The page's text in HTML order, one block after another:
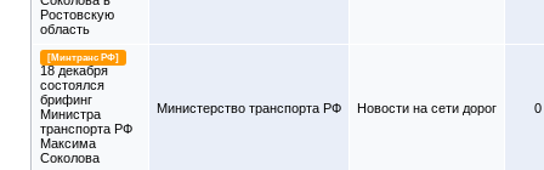
Ростовскую
область
[Минтранс РФ]
18 декабря
состоялся
брифинг
Министра
транспорта РФ
Максима
Соколова
Министерство транспорта РФ Новости на сети дорог 0